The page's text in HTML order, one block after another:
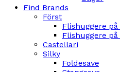
Find Brands
Först
Flishuggere
Flishuggere
Castellari
Silky
Foldesave